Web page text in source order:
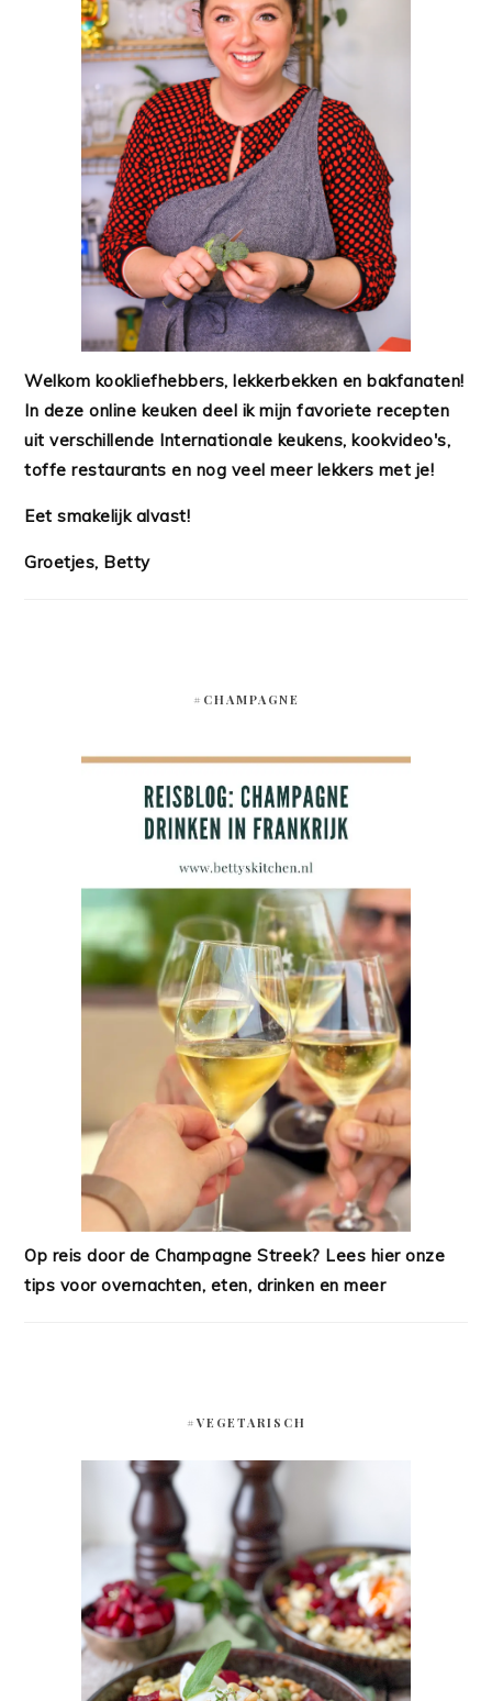
Welkom kookliefhebbers, lekkerbekken en bakfanaten!
In deze online keuken deel ik mijn favoriete recepten
uit verschillende Internationale keukens, kookvideo's,
toffe restaurants en nog veel meer lekkers met je!
Eet smakelijk alvast!
Groetjes, Betty
#CHAMPAGNE
Op reis door de Champagne Streek? Lees hier onze
tips voor overnachten, eten, drinken en meer
#VEGETARISCH